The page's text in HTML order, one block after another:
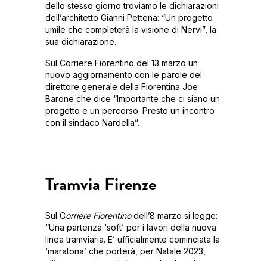
dello stesso giorno troviamo le dichiarazioni
dell’architetto Gianni Pettena: “Un progetto
umile che completerà la visione di Nervi”, la
sua dichiarazione.
Sul Corriere Fiorentino del 13 marzo un
nuovo aggiornamento con le parole del
direttore generale della Fiorentina Joe
Barone che dice “Importante che ci siano un
progetto e un percorso. Presto un incontro
con il sindaco Nardella”.
Tramvia Firenze
Sul Corriere Fiorentinodell’8 marzo si legge:
“Una partenza ‘soft’ per i lavori della nuova
linea tramviaria. E’ ufficialmente cominciata la
‘maratona’ che porterà, per Natale 2023,